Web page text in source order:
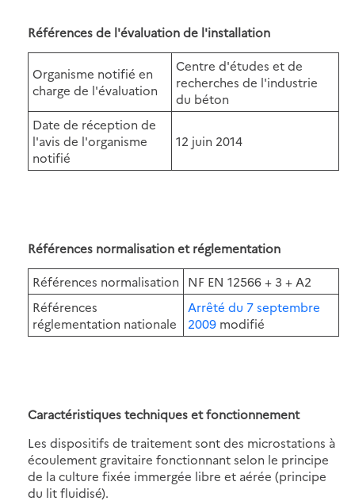
Références de l'évaluation de l'installation
Organisme notifié en
charge de l'évaluation
Centre d'études et de
recherches de l'industrie
du béton
Date de réception de
l'avis de l'organisme
notifié
12 juin 2014
Références normalisation et réglementation
Références normalisation
NF EN 12566 + 3 + A2
Références
réglementation nationale
Arrêté du 7 septembre
2009 modifié
Caractéristiques techniques et fonctionnement
Les dispositifs de traitement sont des microstations à
écoulement gravitaire fonctionnant selon le principe
de la culture fixée immergée libre et aérée (principe
du lit fluidisé).